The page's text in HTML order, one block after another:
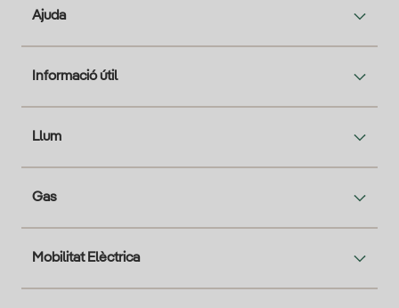
Ajuda
Informació útil
Llum
Gas
Mobilitat Elèctrica